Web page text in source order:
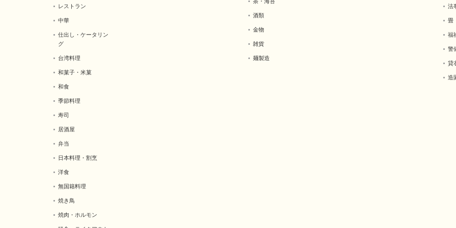
レストラン
中華
仕出し・ケータリン
グ
台湾料理
和菓子・米菓
和食
季節料理
寿司
居酒屋
弁当
日本料理・割烹
洋食
無国籍料理
焼き鳥
焼肉・ホルモン
酒類
金物
雑貨
麺製造
法
畳
福
警
貸
造